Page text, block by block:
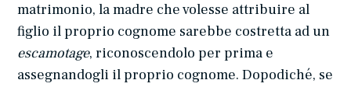
matrimonio, la madre che volesse attribuire al
figlio il proprio cognome sarebbe costretta ad un
escamotage, riconoscendolo per prima e
assegnandogli il proprio cognome. Dopodiché, se